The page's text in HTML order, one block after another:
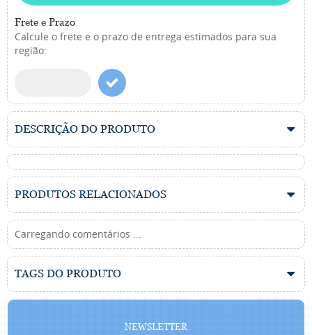
Frete e Prazo
Calcule o frete e o prazo de entrega estimados para sua
região:
DESCRIÇÃO DO PRODUTO
PRODUTOS RELACIONADOS
Carregando comentários ...
TAGS DO PRODUTO
NEWSLETTER